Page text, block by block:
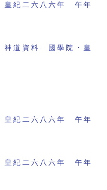
皇紀二六八六年 午年
道資料 國學院・皇
皇紀二六八六年 午年
皇紀二六八六年 午年